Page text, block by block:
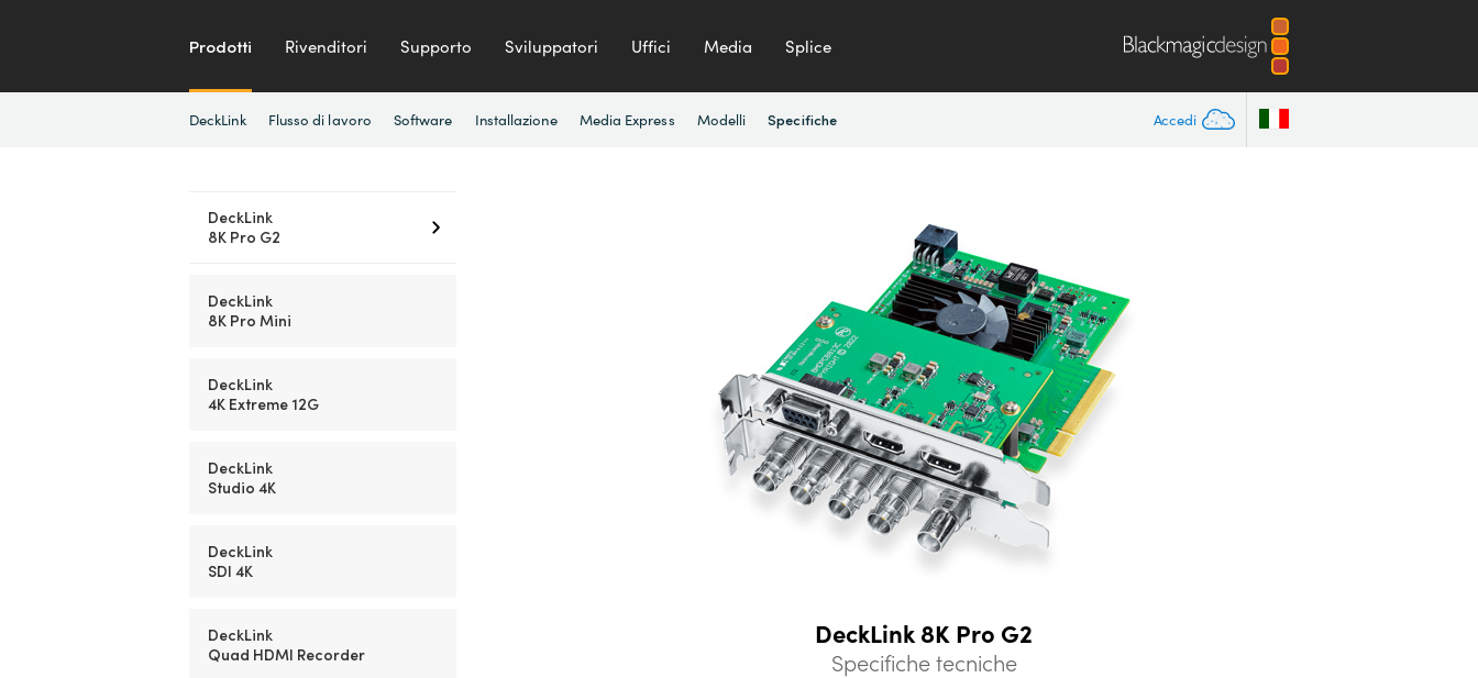
Prodotti Rivenditori Supporto Sviluppatori Uffici Media Splice
Accedi
DeckLink Flusso di lavoro Software Installazione Media Express Modelli Specifiche
DeckLink
8K Pro G2
DeckLink
8K Pro Mini
DeckLink
4K Extreme 12G
DeckLink
Studio 4K
DeckLink
SDI 4K
DeckLink
Quad HDMI Recorder
DeckLink 8K Pro G2
Specifiche tecniche